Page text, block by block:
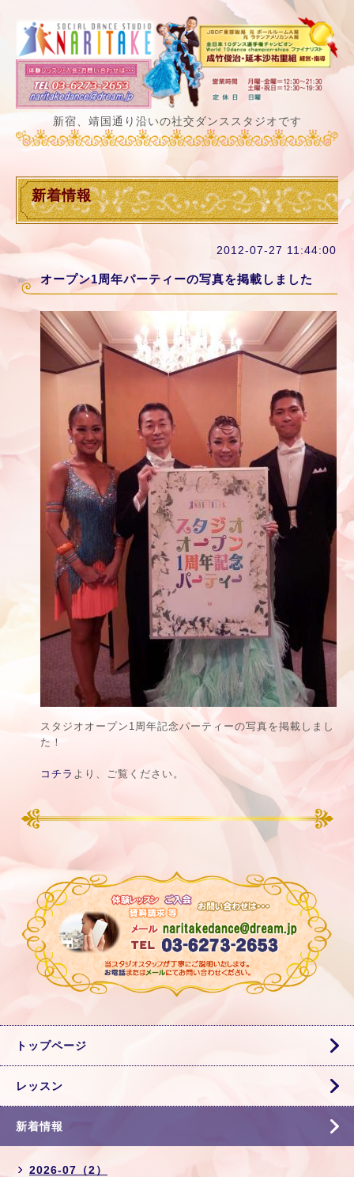
新宿、靖国通り沿いの社交ダンススタジオです
新着情報
2012-07-27 11:44:00
オープン1周年パーティーの写真を掲載しました
スタジオオープン1周年記念パーティーの写真を掲載しまし
た！
コチラ より、ご覧ください。
トップページ
レッスン
新着情報
2026-07（2）